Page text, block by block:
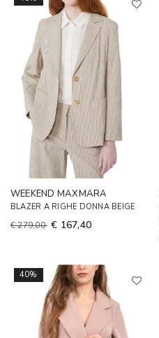
WEEKEND MAXMARA
BLAZER A RIGHE DONNA BEIGE
€ 279,00 € 167,40
40%